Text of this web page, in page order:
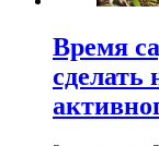
Время
сделать